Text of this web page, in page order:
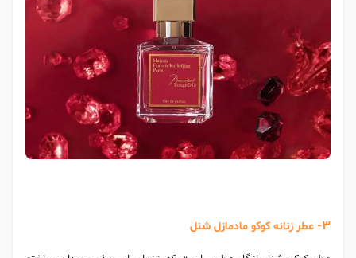
3- عطر زنانه کوکو مادمازل شنل